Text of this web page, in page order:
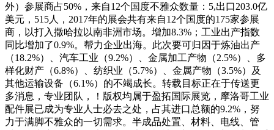
外）参展商占50%，来自12个国度不雅众数量：5,出口203.0亿
美元，515人，2017年的展会共有来自12个国度的175家参展
商，以打入撒哈拉以南非洲市场。增加8.3%；工业出产指数
同比增加了0.9%。帮力企业出海。此次要可归因于炼油出产
（18.2%）、汽车工业（9.2%）、金属加工产物（2.5%）、多
样化财产（6.8%）、纺织业（5.7%）、金属产物（3.5%）及
其他运输设备（6.1%）的不竭成长。转载目标正在于传送更
多消息，专业团队，！版权均属于盈拓国际展览，摩洛哥工业
配件展已成为专业人士必去之处，占其进口总额的9.2%，努
力于满脚不雅众的一切需求。半成品处置、材料、电线、管